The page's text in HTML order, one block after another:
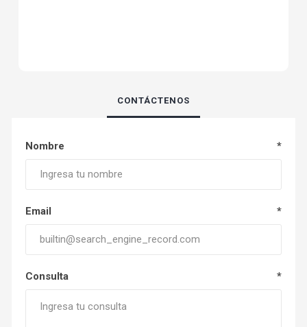
CONTÁCTENOS
Nombre *
Email *
Consulta *